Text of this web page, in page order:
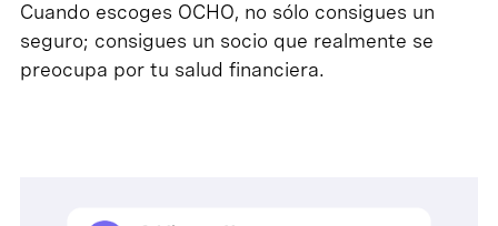
Cuando escoges OCHO, no sólo consigues un
seguro; consigues un socio que realmente se
preocupa por tu salud financiera.